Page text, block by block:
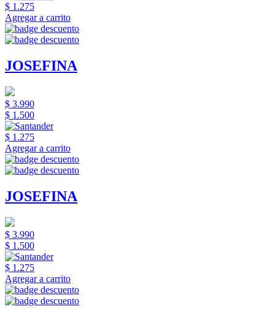
$ 1.275
Agregar a carrito
JOSEFINA
$ 3.990
$ 1.500
$ 1.275
Agregar a carrito
JOSEFINA
$ 3.990
$ 1.500
$ 1.275
Agregar a carrito